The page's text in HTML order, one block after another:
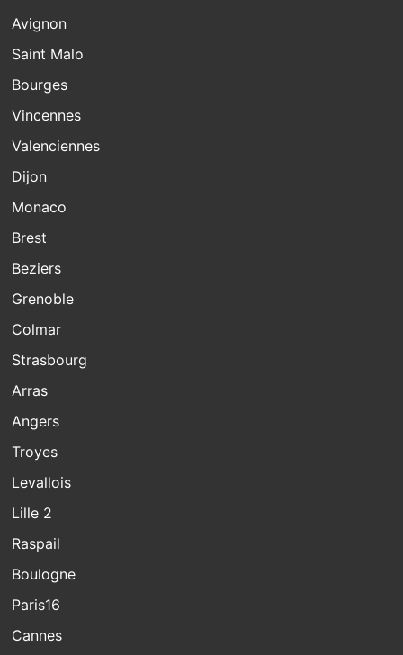
Avignon
Saint Malo
Bourges
Vincennes
Valenciennes
Dijon
Monaco
Brest
Beziers
Grenoble
Colmar
Strasbourg
Arras
Angers
Troyes
Levallois
Lille 2
Raspail
Boulogne
Paris16
Cannes